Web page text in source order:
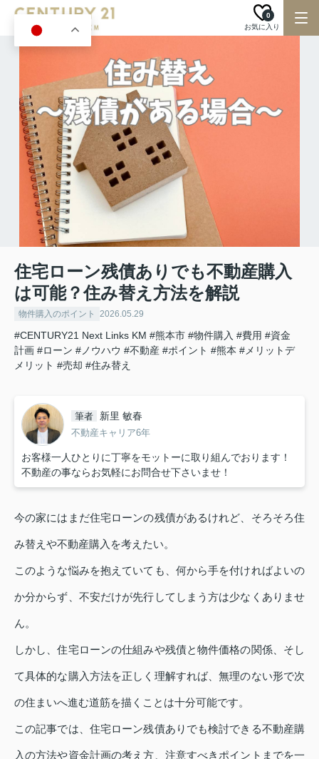
お気に入り
0
住宅ローン残債ありでも不動産購入
は可能？住み替え方法を解説
物件購入のポイント 2026.05.29
#CENTURY21 Next Links KM #熊本市 #物件購入 #費用 #資金
計画 #ローン #ノウハウ #不動産 #ポイント #熊本 #メリットデ
メリット #売却 #住み替え
筆者 新里 敏春
不動産キャリア6年
お客様一人ひとりに丁寧をモットーに取り組んでおります！
不動産の事ならお気軽にお問合せ下さいませ！
今の家にはまだ住宅ローンの残債があるけれど、そろそろ住
み替えや不動産購入を考えたい。
このような悩みを抱えていても、何から手を付ければよいの
か分からず、不安だけが先行してしまう方は少なくありませ
ん。
しかし、住宅ローンの仕組みや残債と物件価格の関係、そし
て具体的な購入方法を正しく理解すれば、無理のない形で次
の住まいへ進む道筋を描くことは十分可能です。
この記事では、住宅ローン残債ありでも検討できる不動産購
入の方法や資金計画の考え方、注意すべきポイントまでを一